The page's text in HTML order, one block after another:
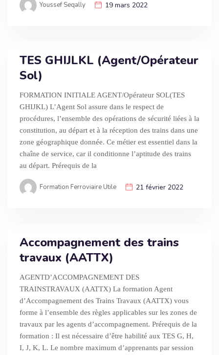
Youssef Seqally 19 mars 2022
TES GHIJLKL (Agent/Opérateur
Sol)
FORMATION INITIALE AGENT/Opérateur SOL(TES
GHIJKL) L’Agent Sol assure dans le respect de
procédures, l’ensemble des opérations de sécurité liées à la
constitution, au départ et à la réception des trains dans une
zone géographique donnée. Ce métier est essentiel dans la
chaîne de service, car il conditionne l’aptitude des trains
au départ. Prérequis de la
Formation Ferroviaire Utile 21 février 2022
Accompagnement des trains
travaux (AATTX)
AGENTD’ACCOMPAGNEMENT DES
TRAINSTRAVAUX (AATTX) La formation Agent
d’Accompagnement des Trains Travaux (AATTX) vous
forme à l’ensemble des règles applicables sur les zones de
travaux par les agents d’accompagnement. Prérequis de la
formation : Il est nécessaire d’être habilité aux TES G, H,
I, J, K, L. Le nombre maximum d’apprenants par session